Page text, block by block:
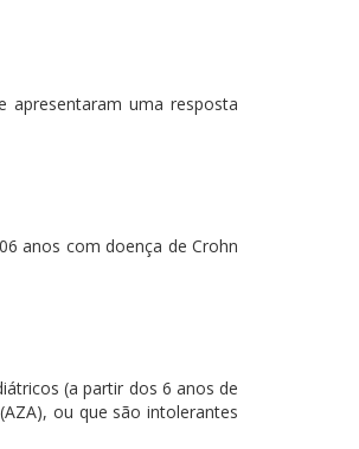
apresentaram uma resposta
anos com doença de Crohn
(a partir dos 6 anos de
ou que são intolerantes